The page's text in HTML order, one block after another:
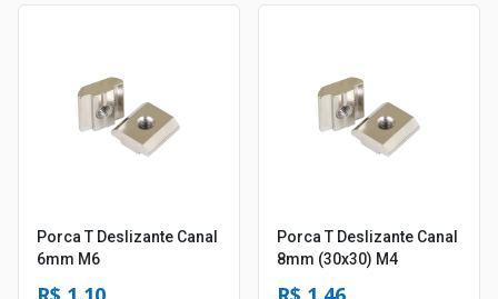
Porca T Deslizante Canal
6mm M6
Porca T Deslizante Canal
8mm (30x30) M4